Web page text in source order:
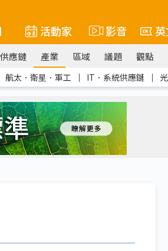
活動家 影音
應鏈 產業 區域 議題 觀點
航太．衛星．軍工 ｜ IT．系統供應鏈 ｜